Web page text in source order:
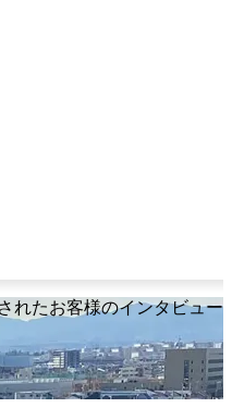
れたお客様のインタビュー